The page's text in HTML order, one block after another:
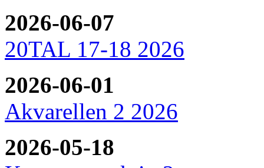
2026-06-07
20TAL 17-18 2026
2026-06-01
Akvarellen 2 2026
2026-05-18